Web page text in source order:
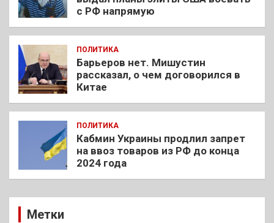
с РФ напрямую
ПОЛИТИКА
Барьеров нет. Мишустин
рассказал, о чем договорился в
Китае
ПОЛИТИКА
Кабмин Украины продлил запрет
на ввоз товаров из РФ до конца
2024 года
Метки